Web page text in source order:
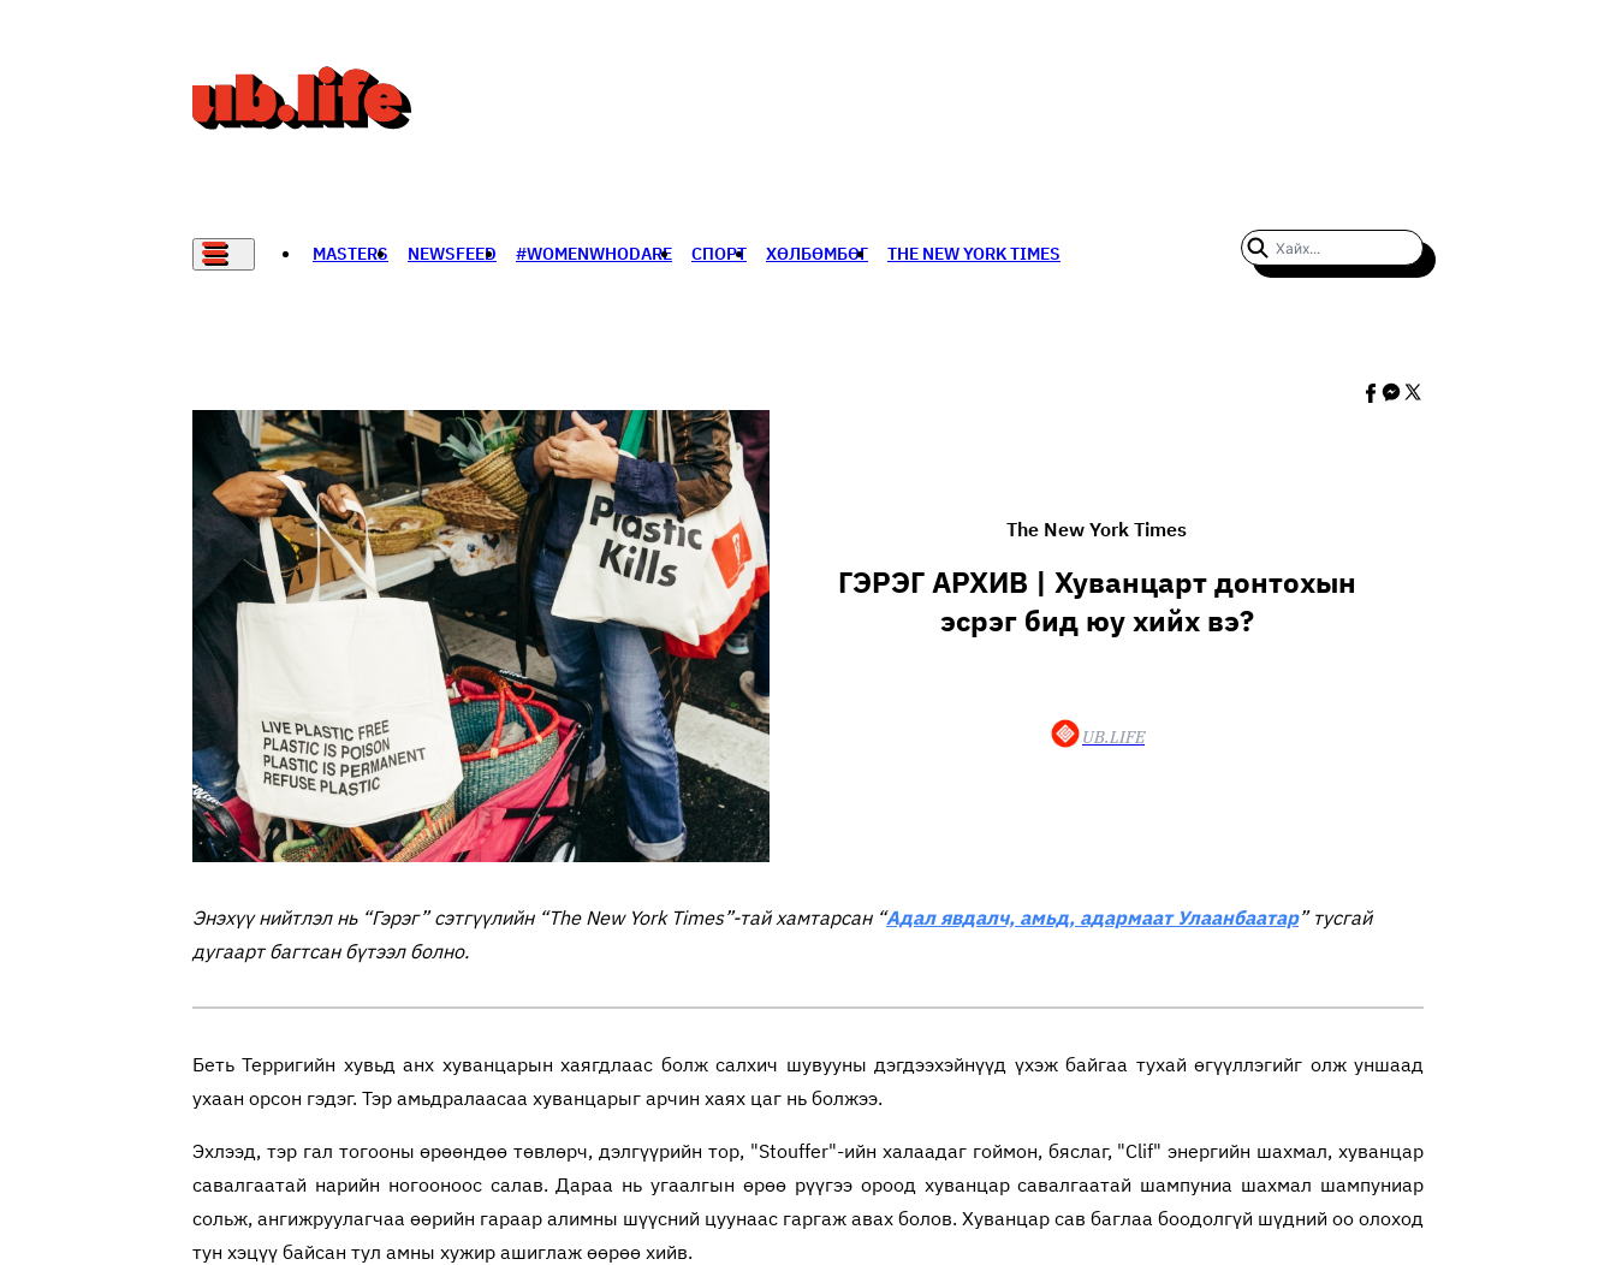
MASTERS NEWSFEED #WOMENWHODARE СПОРТ ХӨЛБӨМБӨГ THE NEW YORK TIMES
The New York Times
ГЭРЭГ АРХИВ | Хуванцарт донтохын
эсрэг бид юу хийх вэ?
UB.LIFE
Энэхүү нийтлэл нь “Гэрэг” сэтгүүлийн “The New York Times”-тай хамтарсан “Адал явдалч, амьд, адармаат Улаанбаатар” тусгай
дугаарт багтсан бүтээл болно.
Беть Терригийн хувьд анх хуванцарын хаягдлаас болж салхич шувууны дэгдээхэйнүүд үхэж байгаа тухай өгүүллэгийг олж уншаад
ухаан орсон гэдэг. Тэр амьдралаасаа хуванцарыг арчин хаях цаг нь болжээ.
Эхлээд, тэр гал тогооны өрөөндөө төвлөрч, дэлгүүрийн тор, "Stouffer"-ийн халаадаг гоймон, бяслаг, "Clif" энергийн шахмал, хуванцар
савалгаатай нарийн ногооноос салав. Дараа нь угаалгын өрөө рүүгээ ороод хуванцар савалгаатай шампуниа шахмал шампуниар
сольж, ангижруулагчаа өөрийн гараар алимны шүүсний цуунаас гаргаж авах болов. Хуванцар сав баглаа боодолгүй шүдний оо олоход
тун хэцүү байсан тул амны хужир ашиглаж өөрөө хийв.